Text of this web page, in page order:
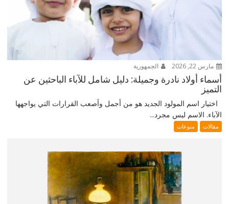
مارس 22, 2026 الجمهورية
أسماء أولاد نادرة وجميلة: دليل شامل للآباء الباحثين عن
التميز
اختيار اسم المولود الجديد هو من أجمل وأصعب القرارات التي يواجهها
الآباء. الاسم ليس مجرد...
مقالات منوعات